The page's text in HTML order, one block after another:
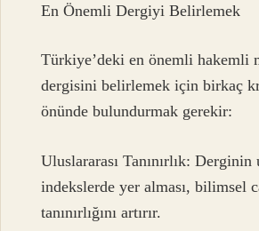
En Önemli Dergiyi Belirlemek
Türkiye’deki en önemli hakemli
dergisini belirlemek için birkaç
önünde bulundurmak gerekir:
Uluslararası Tanınırlık: Derginin
indekslerde yer alması, bilimsel
tanınırlığını artırır.